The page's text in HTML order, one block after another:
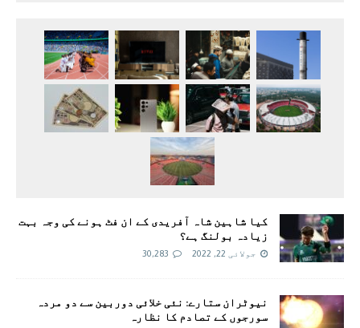
کیا شاہین شاہ آفریدی کے ان فٹ ہونے کی وجہ بہت
زیادہ بولنگ ہے؟
جولائی 22, 2022 30,283
نیوٹران ستارے: نئی خلائی دوربین سے دو مردہ
سورجوں کے تصادم کا نظارہ